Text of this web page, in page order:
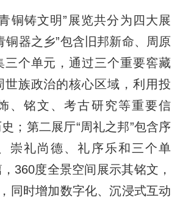
铸文明”展览共分为四大展
铜器之乡”包含旧邦新命、周原
三个单元，通过三个重要窖藏
世族政治的核心区域，利用投
、铭文、考古研究等重要信
；第二展厅“周礼之邦”包含序
崇礼尚德、礼序乐和三个单
360度全景空间展示其铭文，
同时增加数字化、沉浸式互动